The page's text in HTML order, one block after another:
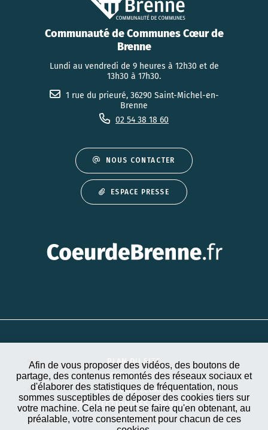
Afin de vous proposer des vidéos, des boutons de
partage, des contenus remontés des réseaux sociaux et
d'élaborer des statistiques de fréquentation, nous
sommes susceptibles de déposer des cookies tiers sur
votre machine. Cela ne peut se faire qu'en obtenant, au
préalable, votre consentement pour chacun de ces
Communauté de Communes Cœur de
Brenne
Lundi au vendredi de 9 heures à 12h30 et de
13h30 à 17h30.
1 rue du prieuré, 36290 Saint-Michel-en-
Brenne
02 54 38 18 60
NOUS CONTACTER
ESPACE PRESSE
PLAN DU SITE
ACCESSIBILITÉ
MENTIONS LÉGALES
PROTECTION DES DONNÉES
EXTRANET